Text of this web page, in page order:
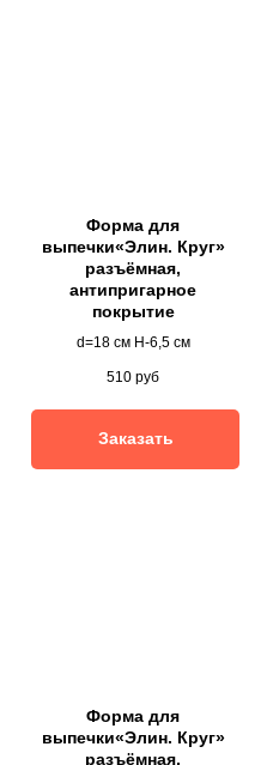
Форма для
выпечки«Элин. Круг»
разъёмная,
антипригарное
покрытие
d=18 см H-6,5 см
510 руб
Заказать
Форма для
выпечки«Элин. Круг»
разъёмная,